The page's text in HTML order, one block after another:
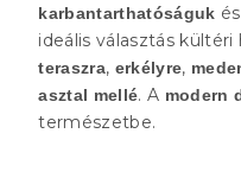
karbantarthatóságuk és
ideális választás kültéri
teraszra, erkélyre,
asztal mellé. A modern
természetbe.